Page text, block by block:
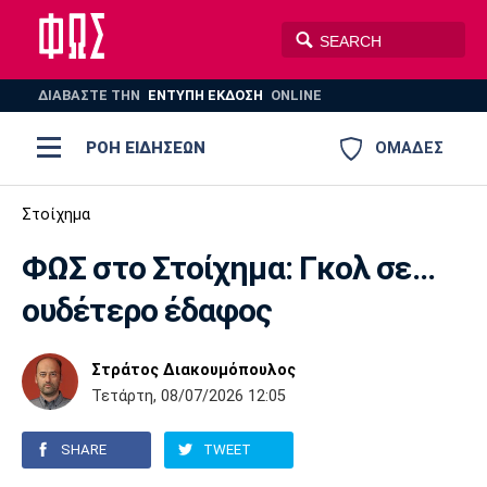
ΔΙΑΒΑΣΤΕ THN ΕΝΤΥΠΗ ΕΚΔΟΣΗ ONLINE
ΟΜΑΔΕΣ
ΡΟΗ ΕΙΔΗΣΕΩΝ
ΠΟΔΟΣΦΑΙΡΟ
ΣΠΟΡ
AUTO-MOTO PLUS
Ποδόσφαιρο
Super League 1
Super League 2
Γ Εθνική
Ελλάδα
Μπάσκετ
Ελλάδα
Εθνική
EuroLeague
Ολυμπιακοί Αγώνες
Βόλεϊ
Πόλο
Ολυμπιακός ΑΕΚ
Παναθηναϊκός Ατρόμητος
Στοίχημα
ΦΩΣ στο Στοίχημα: Γκολ σε...
ουδέτερο έδαφος
Στράτος Διακουμόπουλος
Τετάρτη, 08/07/2026 12:05
SHARE TWEET